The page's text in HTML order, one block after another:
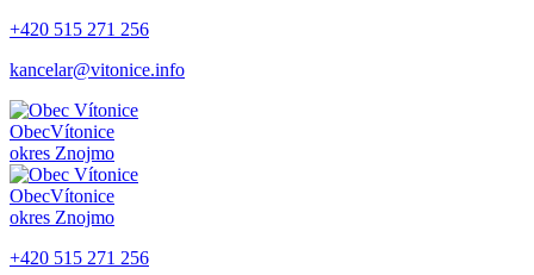
+420 515 271 256
kancelar@vitonice.info
ObecVítonice
okres Znojmo
ObecVítonice
okres Znojmo
+420 515 271 256